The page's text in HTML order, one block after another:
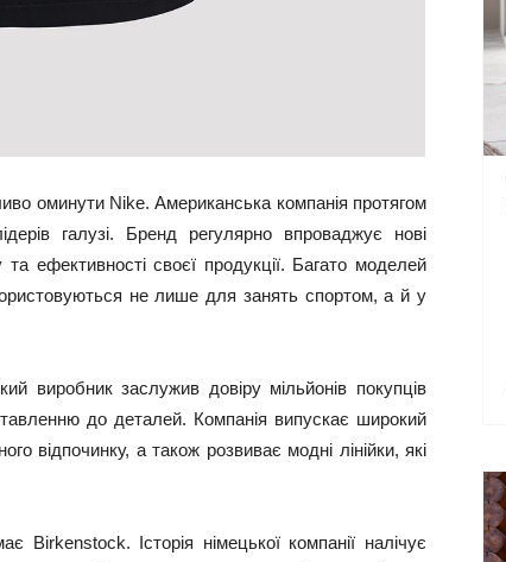
оминути Nike. Американська компанія протягом
галузі. Бренд регулярно впроваджує нові
ефективності своєї продукції. Багато моделей
не лише для занять спортом, а й у
виробник заслужив довіру мільйонів покупців
до деталей. Компанія випускає широкий
відпочинку, а також розвиває модні лінійки, які
Birkenstock. Історія німецької компанії налічує